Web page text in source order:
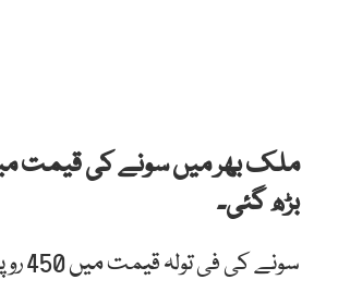
ملک بھر میں سونے کی قیمت میں
بڑھ گئی۔
سونے کی فی تولہ قیمت میں 450 روپے کا اضافہ ہونے سے سونا 2 لاکھ 28 ہزار 600 روپے تولہ ہوگیا۔